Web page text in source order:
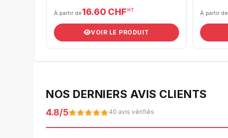
À partir de16.60 CHF HT
VOIR LE PRODUIT
À partir de
NOS DERNIERS AVIS CLIENTS
4.8/5 40 avis vérifiés